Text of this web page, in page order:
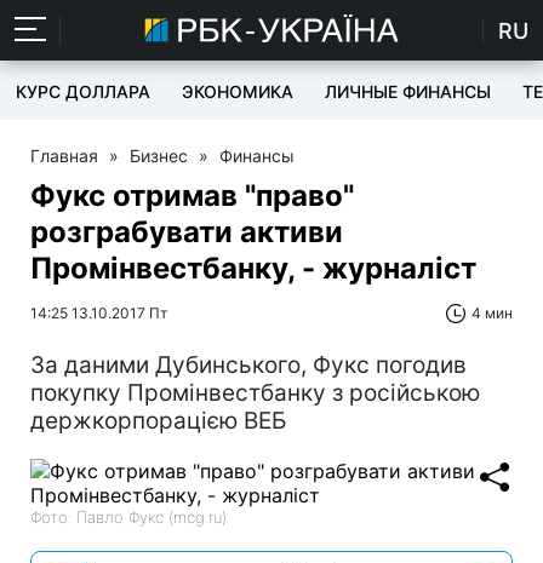
RU
КУРС ДОЛЛАРА ЭКОНОМИКА ЛИЧНЫЕ ФИНАНСЫ
Главная » Бизнес » Финансы
Фукс отримав "право"
розграбувати активи
Промінвестбанку, - журналіст
14:25 13.10.2017 Пт 4 мин
За даними Дубинського, Фукс погодив
покупку Промінвестбанку з російською
держкорпорацією ВЕБ
Фото: Павло Фукс (mcg.ru)